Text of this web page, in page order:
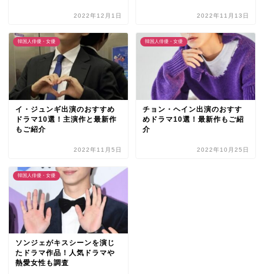
2022年12月1日 2022年11月13日
韓国人俳優・女優
イ・ジュンギ出演のおすすめ
ドラマ10選！主演作と最新作
もご紹介
2022年11月5日
韓国人俳優・女優
チョン・ヘイン出演のおすす
めドラマ10選！最新作もご紹
介
2022年10月25日
韓国人俳優・女優
ソンジェがキスシーンを演じ
たドラマ作品！人気ドラマや
熱愛女性も調査